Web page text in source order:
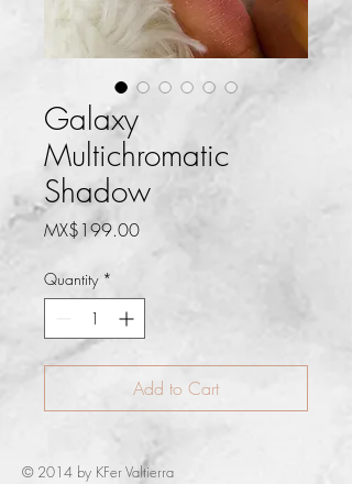
Galaxy
Multichromatic
Shadow
MX$199.00Price
Quantity *
Add to Cart
© 2014 by KFer Valtierra